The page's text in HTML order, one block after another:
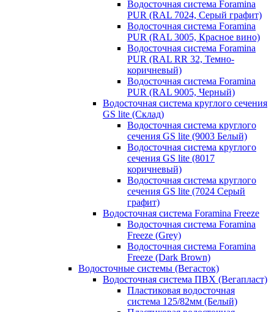
Водосточная система Foramina
PUR (RAL 7024, Серый графит)
Водосточная система Foramina
PUR (RAL 3005, Красное вино)
Водосточная система Foramina
PUR (RAL RR 32, Темно-
коричневый)
Водосточная система Foramina
PUR (RAL 9005, Черный)
Водосточная система круглого сечения
GS lite (Склад)
Водосточная система круглого
сечения GS lite (9003 Белый)
Водосточная система круглого
сечения GS lite (8017
коричневый)
Водосточная система круглого
сечения GS lite (7024 Серый
графит)
Водосточная система Foramina Freeze
Водосточная система Foramina
Freeze (Grey)
Водосточная система Foramina
Freeze (Dark Brown)
Водосточные системы (Вегасток)
Водосточная система ПВХ (Вегапласт)
Пластиковая водосточная
система 125/82мм (Белый)